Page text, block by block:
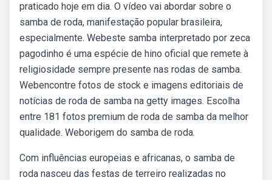
praticado hoje em dia. O vídeo vai abordar sobre o
samba de roda, manifestação popular brasileira,
especialmente. Webeste samba interpretado por zeca
pagodinho é uma espécie de hino oficial que remete à
religiosidade sempre presente nas rodas de samba.
Webencontre fotos de stock e imagens editoriais de
notícias de roda de samba na getty images. Escolha
entre 181 fotos premium de roda de samba da melhor
qualidade. Weborigem do samba de roda.
Com influências europeias e africanas, o samba de
roda nasceu das festas de terreiro realizadas no